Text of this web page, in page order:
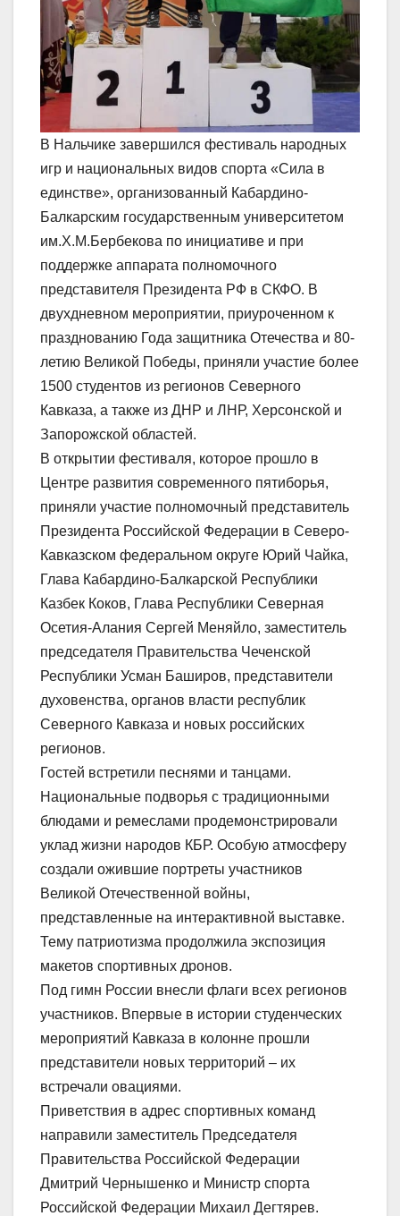
В Нальчике завершился фестиваль народных
игр и национальных видов спорта «Сила в
единстве», организованный Кабардино-
Балкарским государственным университетом
им.Х.М.Бербекова по инициативе и при
поддержке аппарата полномочного
представителя Президента РФ в СКФО. В
двухдневном мероприятии, приуроченном к
празднованию Года защитника Отечества и 80-
летию Великой Победы, приняли участие более
1500 студентов из регионов Северного
Кавказа, а также из ДНР и ЛНР, Херсонской и
Запорожской областей.
В открытии фестиваля, которое прошло в
Центре развития современного пятиборья,
приняли участие полномочный представитель
Президента Российской Федерации в Северо-
Кавказском федеральном округе Юрий Чайка,
Глава Кабардино-Балкарской Республики
Казбек Коков, Глава Республики Северная
Осетия-Алания Сергей Меняйло, заместитель
председателя Правительства Чеченской
Республики Усман Баширов, представители
духовенства, органов власти республик
Северного Кавказа и новых российских
регионов.
Гостей встретили песнями и танцами.
Национальные подворья с традиционными
блюдами и ремеслами продемонстрировали
уклад жизни народов КБР. Особую атмосферу
создали ожившие портреты участников
Великой Отечественной войны,
представленные на интерактивной выставке.
Тему патриотизма продолжила экспозиция
макетов спортивных дронов.
Под гимн России внесли флаги всех регионов
участников. Впервые в истории студенческих
мероприятий Кавказа в колонне прошли
представители новых территорий – их
встречали овациями.
Приветствия в адрес спортивных команд
направили заместитель Председателя
Правительства Российской Федерации
Дмитрий Чернышенко и Министр спорта
Российской Федерации Михаил Дегтярев.